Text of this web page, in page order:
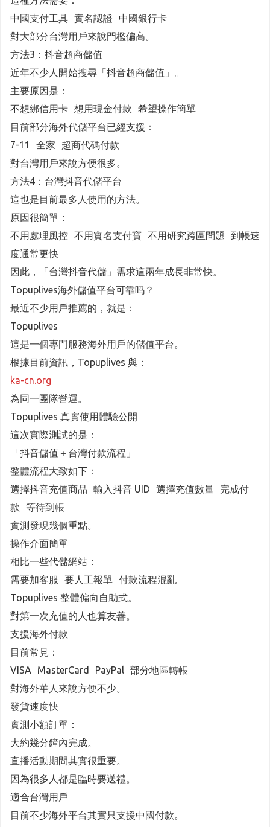
中國支付工具 實名認證 中國銀行卡
對大部分台灣用戶來說門檻偏高。
方法3：抖音超商儲值
近年不少人開始搜尋「抖音超商儲值」。
主要原因是：
不想綁信用卡 想用現金付款 希望操作簡單
目前部分海外代儲平台已經支援：
7-11 全家 超商代碼付款
對台灣用戶來說方便很多。
方法4：台灣抖音代儲平台
這也是目前最多人使用的方法。
原因很簡單：
不用處理風控 不用實名支付寶 不用研究跨區問題 到帳速
度通常更快
因此，「台灣抖音代儲」需求這兩年成長非常快。
Topuplives海外儲值平台可靠吗？
最近不少用戶推薦的，就是：
Topuplives
這是一個專門服務海外用戶的儲值平台。
根據目前資訊，Topuplives 與：
ka-cn.org
為同一團隊營運。
Topuplives 真實使用體驗公開
這次實際測試的是：
「抖音儲值＋台灣付款流程」
整體流程大致如下：
選擇抖音充值商品 輸入抖音 UID 選擇充值數量 完成付
款 等待到帳
實測發現幾個重點。
操作介面簡單
相比一些代儲網站：
需要加客服 要人工報單 付款流程混亂
Topuplives 整體偏向自助式。
對第一次充值的人也算友善。
支援海外付款
目前常見：
VISA MasterCard PayPal 部分地區轉帳
對海外華人來說方便不少。
發貨速度快
實測小額訂單：
大約幾分鐘內完成。
直播活動期間其實很重要。
因為很多人都是臨時要送禮。
適合台灣用戶
目前不少海外平台其實只支援中國付款。